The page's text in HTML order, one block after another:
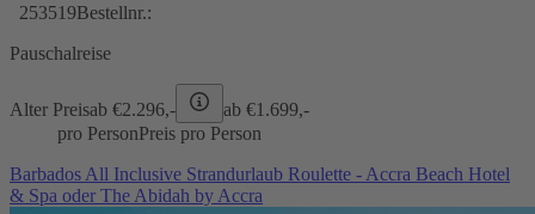
253519Bestellnr.:
Pauschalreise
Alter Preisab €2.296,- ab €1.699,-
pro PersonPreis pro Person
Barbados All Inclusive Strandurlaub Roulette - Accra Beach Hotel
& Spa oder The Abidah by Accra